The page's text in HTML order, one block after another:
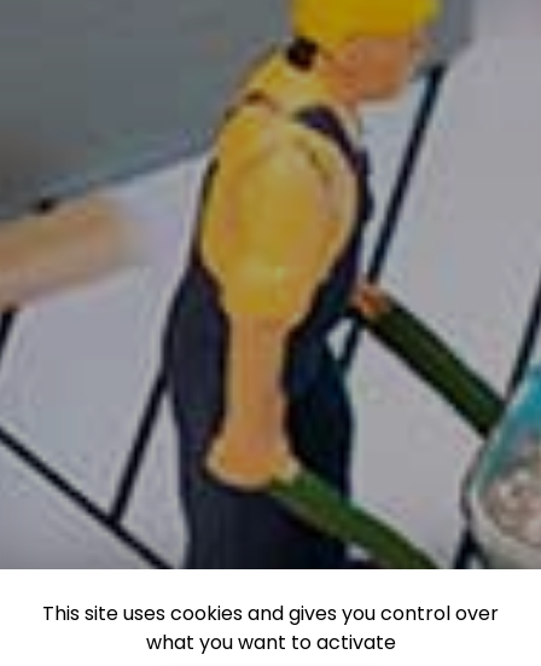
This site uses cookies and gives you control over
what you want to activate